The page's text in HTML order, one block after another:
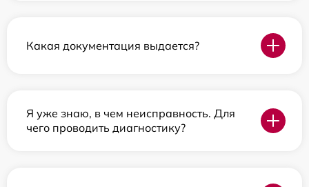
Какая документация выдается?
Я уже знаю, в чем неисправность. Для
чего проводить диагностику?